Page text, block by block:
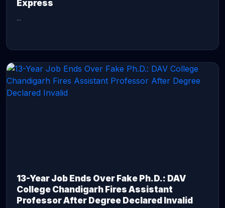
Express
...
13-Year Job Ends Over Fake Ph.D.: DAV
College Chandigarh Fires Assistant
Professor After Degree Declared Invalid